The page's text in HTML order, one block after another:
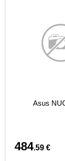
Asus
484.59 €